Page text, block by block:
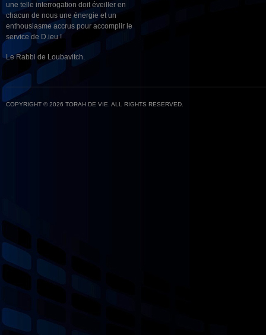
une telle interrogation doit éveiller en
chacun de nous une énergie et un
enthousiasme accrus pour accomplir le
service de D.ieu !
Le Rabbi de Loubavitch.
COPYRIGHT © 2026 TORAH DE VIE. ALL RIGHTS RESERVED.